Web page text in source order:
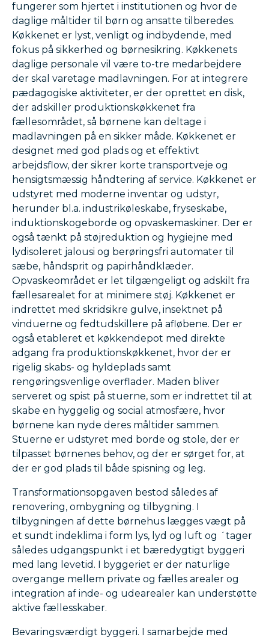
fungerer som hjertet i institutionen og hvor de
daglige måltider til børn og ansatte tilberedes.
Køkkenet er lyst, venligt og indbydende, med
fokus på sikkerhed og børnesikring. Køkkenets
daglige personale vil være to-tre medarbejdere
der skal varetage madlavningen. For at integrere
pædagogiske aktiviteter, er der oprettet en disk,
der adskiller produktionskøkkenet fra
fællesområdet, så børnene kan deltage i
madlavningen på en sikker måde. Køkkenet er
designet med god plads og et effektivt
arbejdsflow, der sikrer korte transportveje og
hensigtsmæssig håndtering af service. Køkkenet er
udstyret med moderne inventar og udstyr,
herunder bl.a. industrikøleskabe, fryseskabe,
induktionskogeborde og opvaskemaskiner. Der er
også tænkt på støjreduktion og hygiejne med
lydisoleret jalousi og berøringsfri automater til
sæbe, håndsprit og papirhåndklæder.
Opvaskeområdet er let tilgængeligt og adskilt fra
fællesarealet for at minimere støj. Køkkenet er
indrettet med skridsikre gulve, insektnet på
vinduerne og fedtudskillere på afløbene. Der er
også etableret et køkkendepot med direkte
adgang fra produktionskøkkenet, hvor der er
rigelig skabs- og hyldeplads samt
rengøringsvenlige overflader. Maden bliver
serveret og spist på stuerne, som er indrettet til at
skabe en hyggelig og social atmosfære, hvor
børnene kan nyde deres måltider sammen.
Stuerne er udstyret med borde og stole, der er
tilpasset børnenes behov, og der er sørget for, at
der er god plads til både spisning og leg.
Transformationsopgaven bestod således af
renovering, ombygning og tilbygning. I
tilbygningen af dette børnehus lægges vægt på
et sundt indeklima i form lys, lyd og luft og ´tager
således udgangspunkt i et bæredygtigt byggeri
med lang levetid. I byggeriet er der naturlige
overgange mellem private og fælles arealer og
integration af inde- og udearealer kan understøtte
aktive fællesskaber.
Bevaringsværdigt byggeri. I samarbejde med